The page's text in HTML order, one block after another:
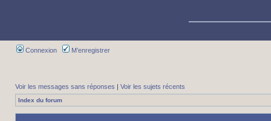
Connexion M’enregistrer
Voir les messages sans réponses | Voir les sujets récents
Index du forum